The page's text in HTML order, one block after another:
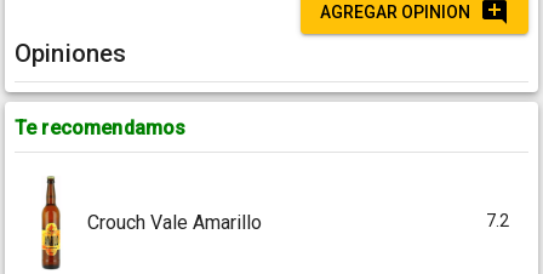
AGREGAR OPINION
Opiniones
Te recomendamos
Crouch Vale Amarillo 7.2